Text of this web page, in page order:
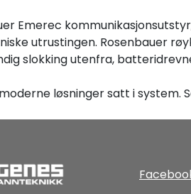
Emerec
utrustingen. Rosenbauer
slokking utenfra,
løsninger satt i system.